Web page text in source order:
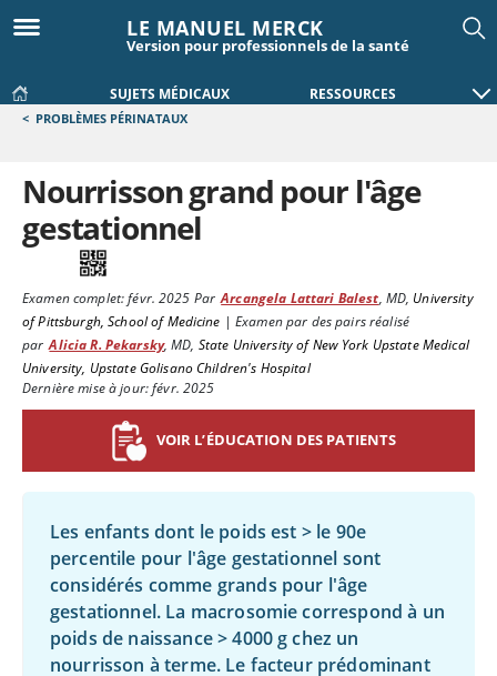
LE MANUEL MERCK
Version pour professionnels de la santé
SUJETS MÉDICAUX RESSOURCES
< PROBLÈMES PÉRINATAUX
Nourrisson grand pour l'âge
gestationnel
Examen complet:févr. 2025 Par Arcangela Lattari Balest, MD, University
of Pittsburgh, School of Medicine |Examen par des pairs réalisé
par Alicia R. Pekarsky,MD, State University of New York Upstate Medical
University, Upstate Golisano Children's Hospital
Dernière mise à jour: févr. 2025
VOIR L’ÉDUCATION DES PATIENTS
Les enfants dont le poids est >le 90e
percentile pour l'âge gestationnel sont
considérés comme grands pour l'âge
gestationnel. La macrosomie correspond à un
poids de naissance > 4000 g chez un
nourrisson à terme. Le facteur prédominant